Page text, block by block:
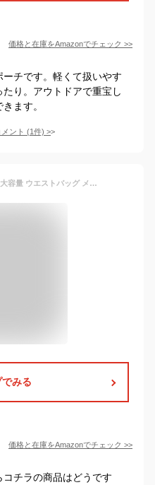
価格と在庫をAmazonでチェック >>
チです。軽くて扱いやす
り。アウトドアで重宝し
ます。
ント (1件) >
YAPJEB ウエストポーチ 防水 大容量 ウエストバッグ メンズ レディース ボディバッグ 2Way 軽量 イヤホンホール付き 多機能 ランニング ポーチ カジュアル アウトドア (グリーン)
みる
価格と在庫をAmazonでチェック >>
チラの商品はどうです